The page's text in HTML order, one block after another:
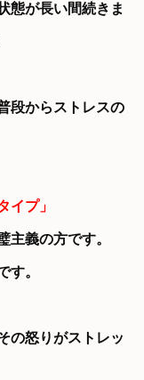
態が長い間続きま
段からストレスの
イプ」
主義の方です。
す。
の怒りがストレッ